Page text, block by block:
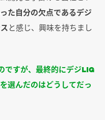
た自分の欠点であるデジ
と感じ、興味を持ちまし
すが、最終的にデジLIG
選んだのはどうしてだっ